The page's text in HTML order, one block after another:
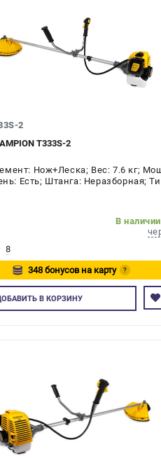
2
T333S-2
Нож+Леска; Вес: 7.6 кг;
Есть; Штанга: Неразборная;
В
8
348 бонусов на карту
?
Авторизуйтесь
В КОРЗИНУ